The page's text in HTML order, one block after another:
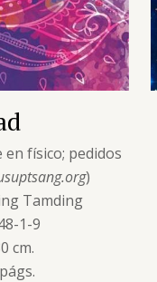
físico; pedidos
)
Tamding
1-9
cm.